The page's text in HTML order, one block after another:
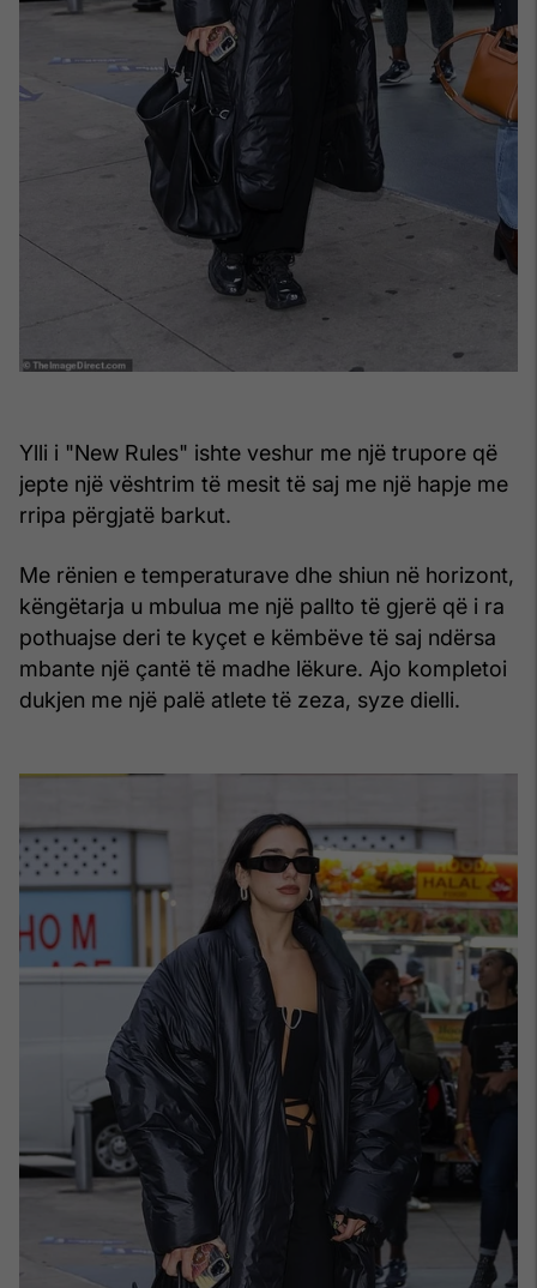
Ylli i "New Rules" ishte veshur me një trupore që
jepte një vështrim të mesit të saj me një hapje me
rripa përgjatë barkut.
Me rënien e temperaturave dhe shiun në horizont,
këngëtarja u mbulua me një pallto të gjerë që i ra
pothuajse deri te kyçet e këmbëve të saj ndërsa
mbante një çantë të madhe lëkure. Ajo kompletoi
dukjen me një palë atlete të zeza, syze dielli.